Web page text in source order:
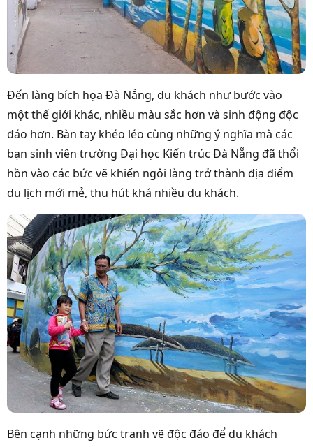
Đến làng bích họa Đà Nẵng, du khách như bước vào
một thế giới khác, nhiều màu sắc hơn và sinh động độc
đáo hơn. Bàn tay khéo léo cùng những ý nghĩa mà các
bạn sinh viên trường Đại học Kiến trúc Đà Nẵng đã thổi
hồn vào các bức vẽ khiến ngôi làng trở thành địa điểm
du lịch mới mẻ, thu hút khá nhiều du khách.
Bên cạnh những bức tranh vẽ độc đáo để du khách